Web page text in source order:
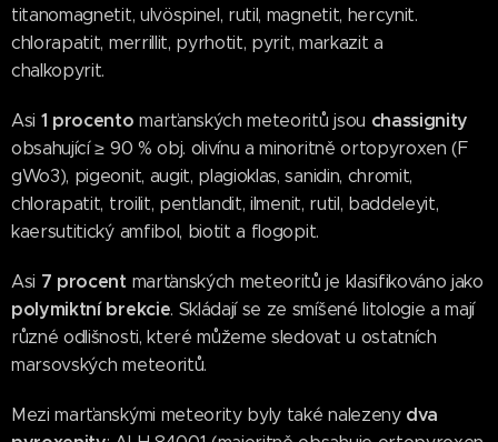
titanomagnetit, ulvöspinel, rutil, magnetit, hercynit.
chlorapatit, merrillit, pyrhotit, pyrit, markazit a
chalkopyrit.
Asi 1 procento marťanských meteoritů jsou chassignity
obsahující ≥ 90 % obj. olivínu a minoritně ortopyroxen (F
gWo3), pigeonit, augit, plagioklas, sanidin, chromit,
chlorapatit, troilit, pentlandit, ilmenit, rutil, baddeleyit,
kaersutitický amfibol, biotit a flogopit.
Asi 7 procent marťanských meteoritů je klasifikováno jako
polymiktní brekcie. Skládají se ze smíšené litologie a mají
různé odlišnosti, které můžeme sledovat u ostatních
marsovských meteoritů.
Mezi marťanskými meteority byly také nalezeny dva